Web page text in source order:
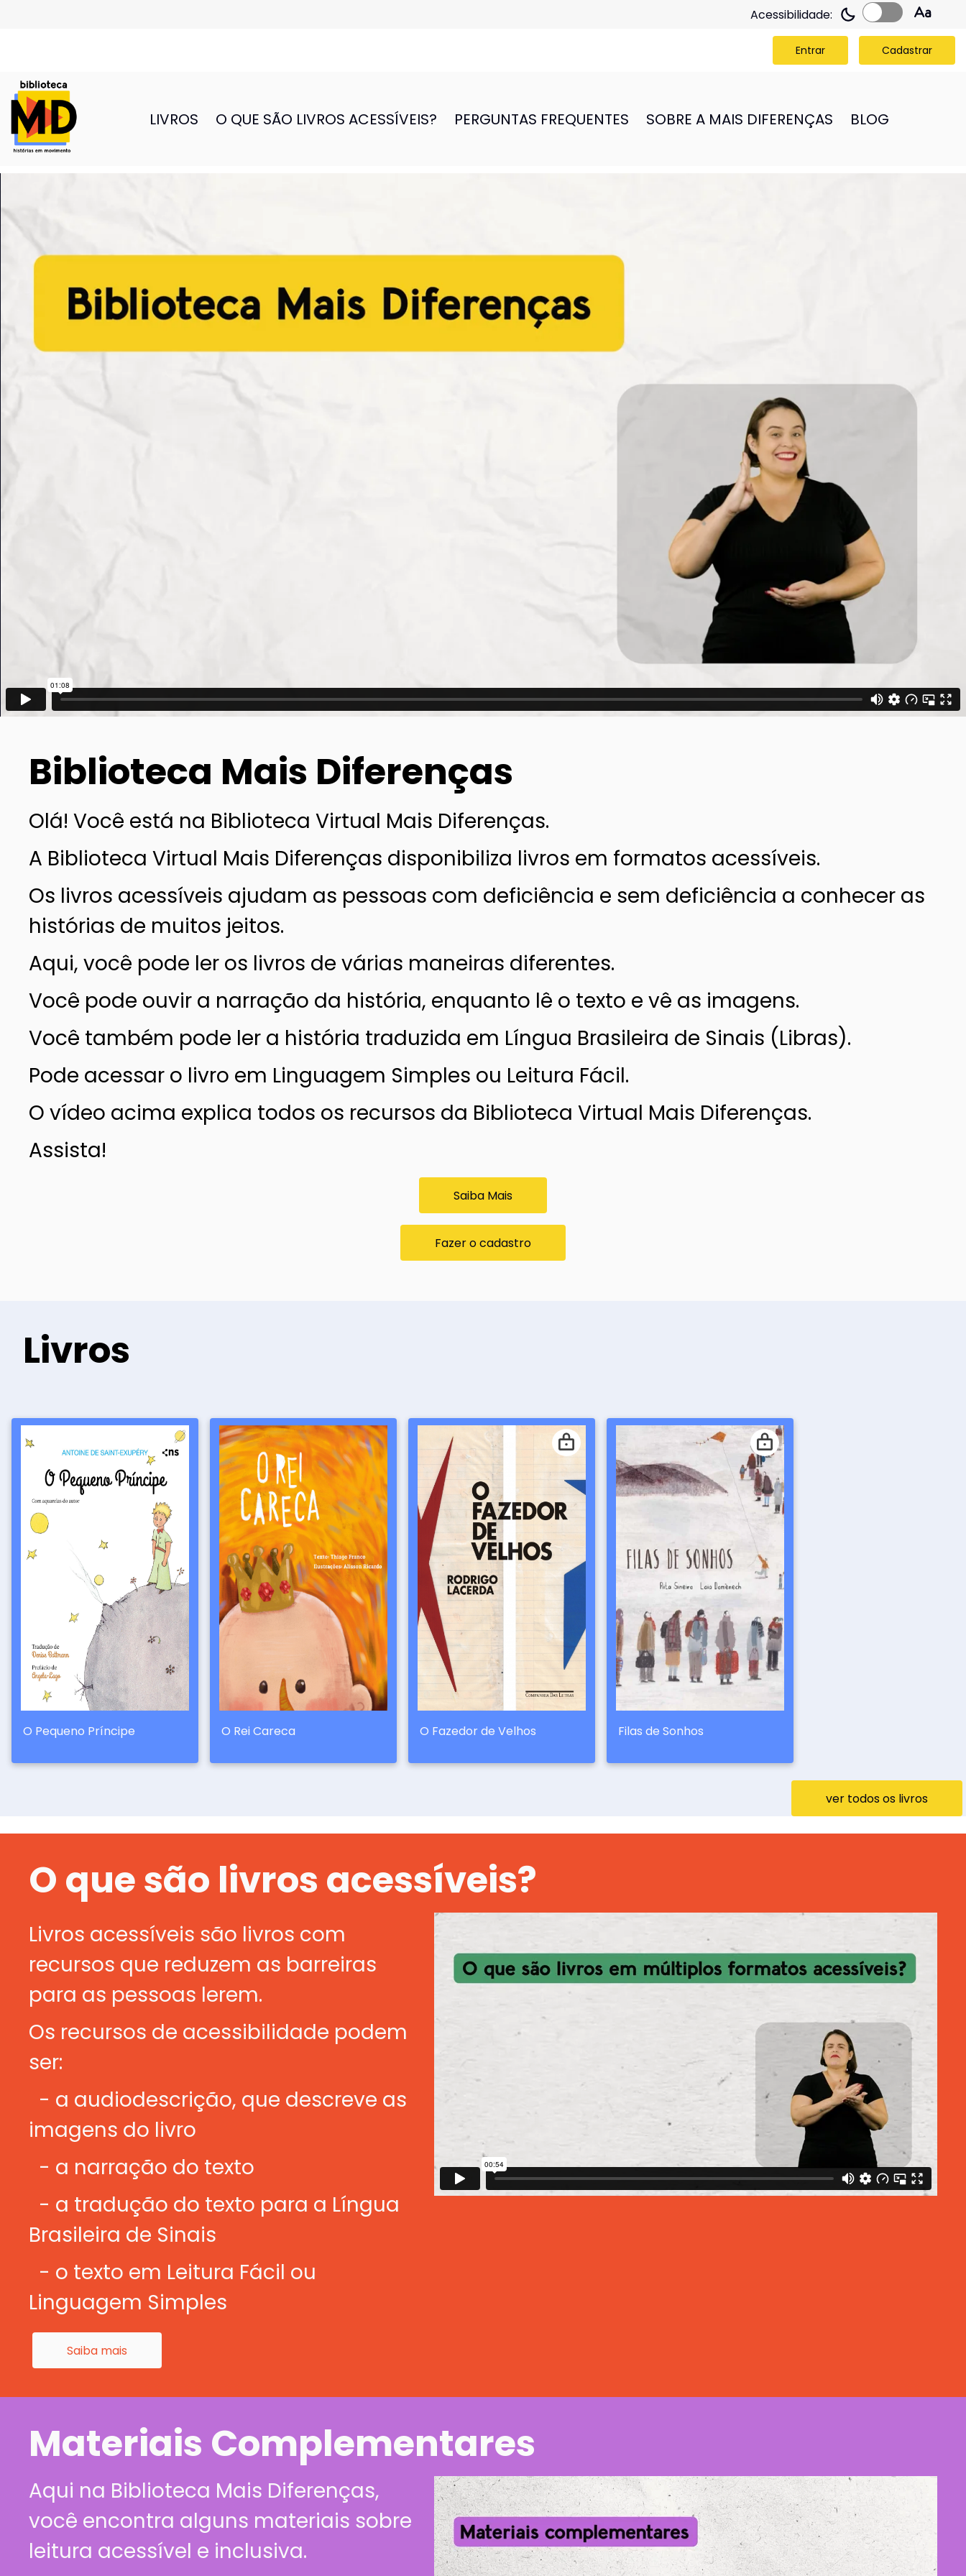
Acessibilidade:
Entrar Cadastrar
LIVROS O QUE SÃO LIVROS ACESSÍVEIS? PERGUNTAS FREQUENTES SOBRE A MAIS DIFERENÇAS BLOG
Biblioteca Mais Diferenças
Olá! Você está na Biblioteca Virtual Mais Diferenças.
A Biblioteca Virtual Mais Diferenças disponibiliza livros em formatos acessíveis.
Os livros acessíveis ajudam as pessoas com deficiência e sem deficiência a conhecer as
histórias de muitos jeitos.
Aqui, você pode ler os livros de várias maneiras diferentes.
Você pode ouvir a narração da história, enquanto lê o texto e vê as imagens.
Você também pode ler a história traduzida em Língua Brasileira de Sinais (Libras).
Pode acessar o livro em Linguagem Simples ou Leitura Fácil.
O vídeo acima explica todos os recursos da Biblioteca Virtual Mais Diferenças.
Assista!
Saiba Mais
Fazer o cadastro
Livros
O Pequeno Príncipe O Rei Careca O Fazedor de Velhos Filas de Sonhos
ver todos os livros
O que são livros acessíveis?
Livros acessíveis são livros com
recursos que reduzem as barreiras
para as pessoas lerem.
Os recursos de acessibilidade podem
ser:
- a audiodescrição, que descreve as
imagens do livro
- a narração do texto
- a tradução do texto para a Língua
Brasileira de Sinais
- o texto em Leitura Fácil ou
Linguagem Simples
Saiba mais
Materiais Complementares
Aqui na Biblioteca Mais Diferenças,
você encontra alguns materiais sobre
leitura acessível e inclusiva.